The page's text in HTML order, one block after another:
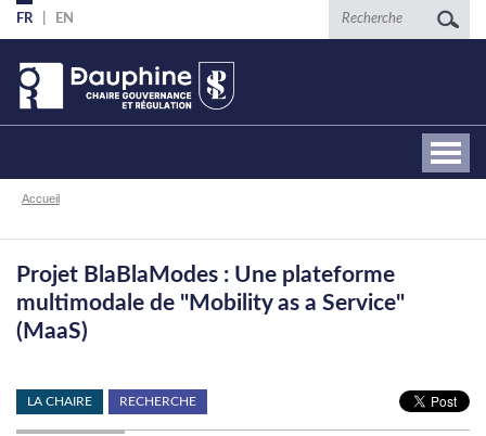
Aller
au
contenu
principal
FR EN Recherche
Fil
Accueil
Projet BlaBlaModes : Une plateforme
multimodale de "Mobility as a Service"
(MaaS)
LA CHAIRE RECHERCHE